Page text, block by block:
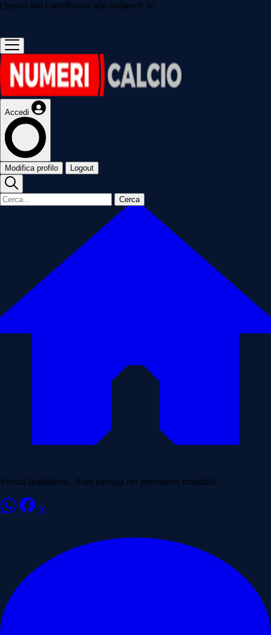
Questo sito contribuisce alla audience de
Accedi
Modifica profilo Logout
Cerca
Svezia-Inghilterra - Solo pareggi nei precedenti mondiali